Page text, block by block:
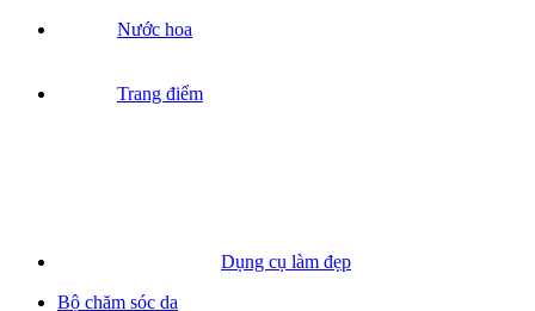
Nước hoa
Trang điểm
Dụng cụ làm đẹp
Bộ chăm sóc da